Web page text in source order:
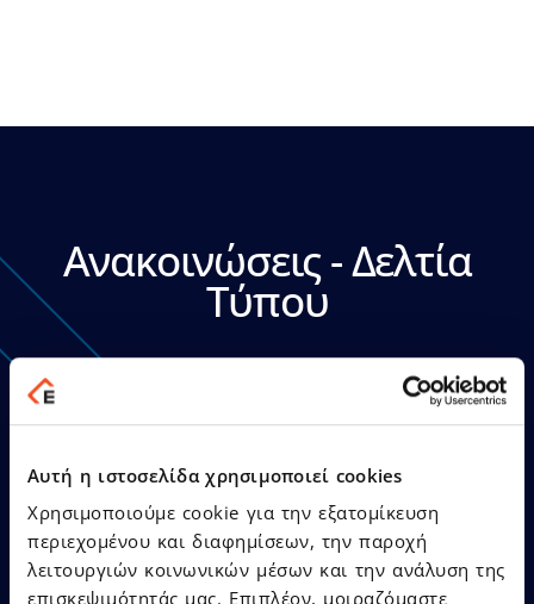
Αυτή η ιστοσελίδα χρησιμοποιεί cookies
Χρησιμοποιούμε cookie για την εξατομίκευση
περιεχομένου και διαφημίσεων, την παροχή
λειτουργιών κοινωνικών μέσων και την ανάλυση της
επισκεψιμότητάς μας. Επιπλέον, μοιραζόμαστε
Ανακοινώσεις - Δελτία
Τύπου
21.07.2026 Δελτία Τύπου
Ο Όμιλος EPSILONNET